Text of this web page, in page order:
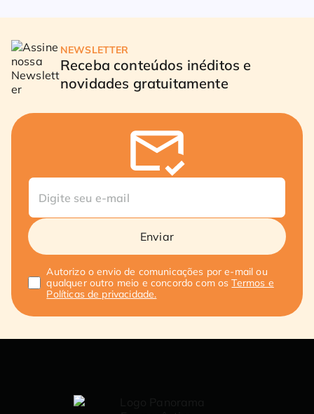
NEWSLETTER
Receba conteúdos inéditos e
novidades gratuitamente
Enviar
Autorizo o envio de comunicações por e-mail ou
qualquer outro meio e concordo com osTermos e
Políticas de privacidade.